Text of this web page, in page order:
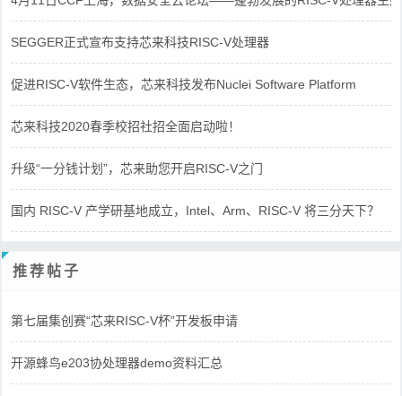
SEGGER正式宣布支持芯来科技RISC-V处理器
促进RISC-V软件生态，芯来科技发布Nuclei Software Platform
芯来科技2020春季校招社招全面启动啦！
升级“一分钱计划”，芯来助您开启RISC-V之门
国内 RISC-V 产学研基地成立，Intel、Arm、RISC-V 将三分天下？
推荐帖子
第七届集创赛“芯来RISC-V杯”开发板申请
开源蜂鸟e203协处理器demo资料汇总